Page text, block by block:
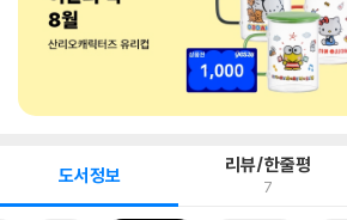
도서정보 리뷰/한줄평
7